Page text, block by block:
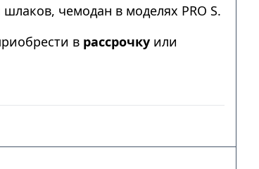
чемодан в моделях PRO S.
в рассрочку или